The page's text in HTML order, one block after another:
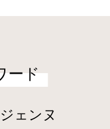
ード
ェンヌ